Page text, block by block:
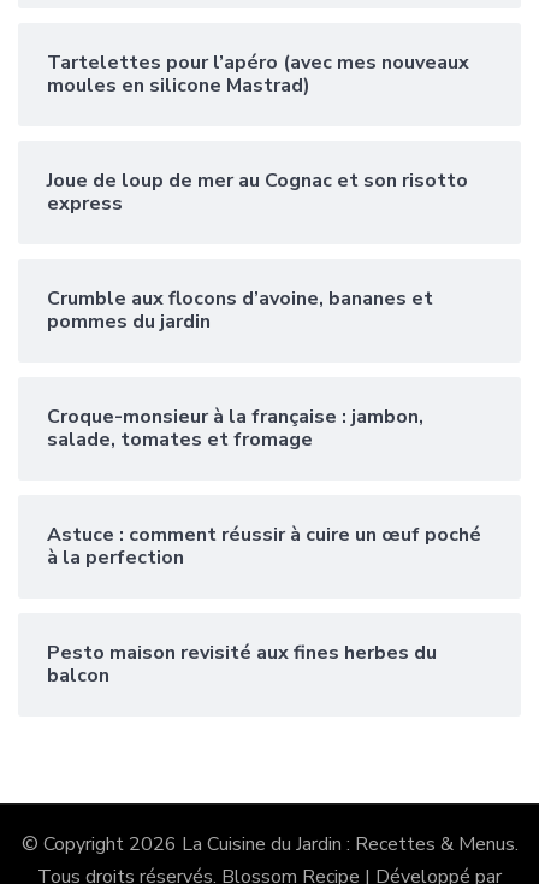
Tartelettes pour l’apéro (avec mes nouveaux
moules en silicone Mastrad)
Joue de loup de mer au Cognac et son risotto
express
Crumble aux flocons d’avoine, bananes et
pommes du jardin
Croque-monsieur à la française : jambon,
salade, tomates et fromage
Astuce : comment réussir à cuire un œuf poché
à la perfection
Pesto maison revisité aux fines herbes du
balcon
© Copyright 2026 La Cuisine du Jardin : Recettes & Menus.
Tous droits réservés. Blossom Recipe | Développé par